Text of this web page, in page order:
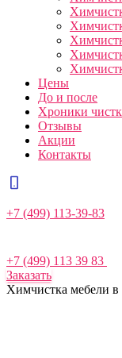
Цены
До и после
Хроники
Отзывы
Акции
Контакты
+7 (499) 113-39-83
+7 (499) 113 39 83
Заказать
Химчистка мебели